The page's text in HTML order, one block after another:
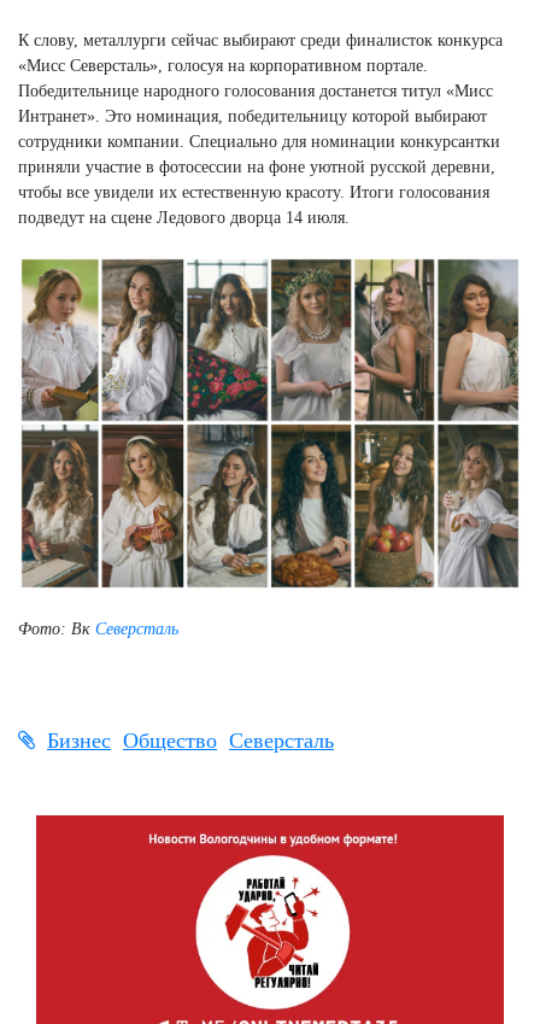
К слову, металлурги сейчас выбирают среди финалисток конкурса
«Мисс Северсталь», голосуя на корпоративном портале.
Победительнице народного голосования достанется титул «Мисс
Интранет». Это номинация, победительницу которой выбирают
сотрудники компании. Специально для номинации конкурсантки
приняли участие в фотосессии на фоне уютной русской деревни,
чтобы все увидели их естественную красоту. Итоги голосования
подведут на сцене Ледового дворца 14 июля.
Фото: Вк Северсталь
Бизнес Общество Северсталь